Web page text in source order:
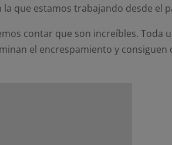
la que estamos trabajando desde el
contar que son increíbles. Toda
el encrespamiento y consiguen